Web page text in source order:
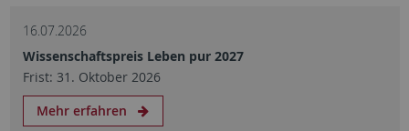
16.07.2026
Wissenschaftspreis Leben pur 2027
Frist: 31. Oktober 2026
Mehr erfahren